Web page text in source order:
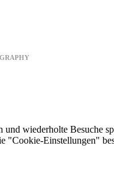
wiederholte Besuche
Einstellungen"